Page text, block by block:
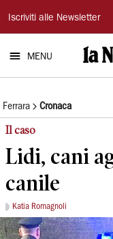
La
Nuova
Ferrara
Iscriviti alle Newsletter
MENU
Ferrara Cronaca
Il caso
Lidi, cani
canile
Katia Romagnoli